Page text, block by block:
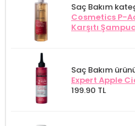
Saç Bakım
Cosmetics P-
Karşıtı
Saç Bakım
Expert Apple
199.90 TL